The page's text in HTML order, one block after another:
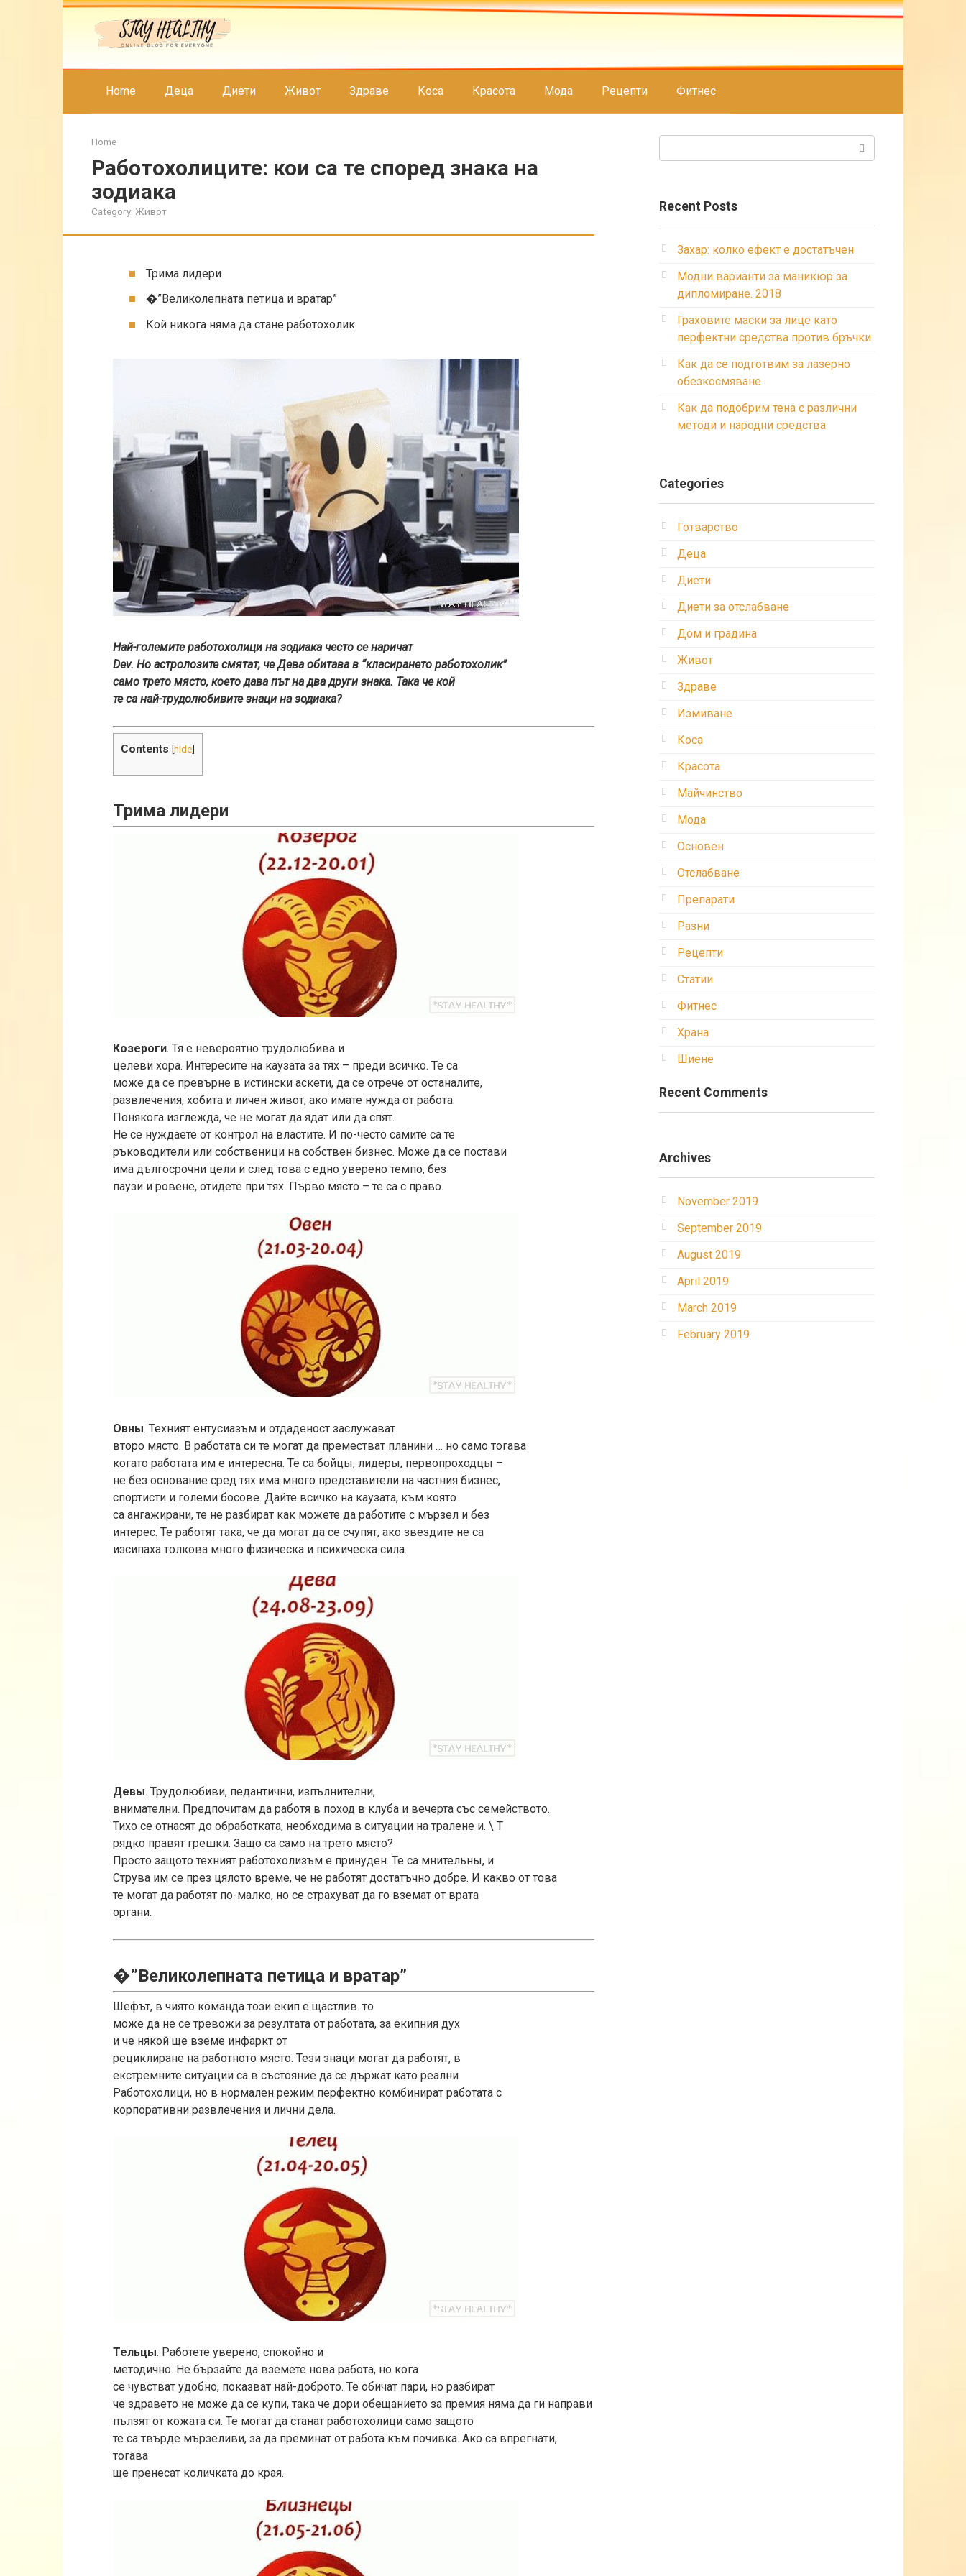
Home Деца Диети Живот Здраве Коса Красота Мода Рецепти Фитнес
Home
Работохолиците: кои са те според знака на
зодиака
Category: Живот
Трима лидери
�”Великолепната петица и вратар”
Кой никога няма да стане работохолик
Най-големите работохолици на зодиака често се наричат
Dev. Но астролозите смятат, че Дева обитава в “класирането работохолик”
само трето място, което дава път на два други знака. Така че кой
те са най-трудолюбивите знаци на зодиака?
Contents [hide]
Трима лидери
Козероги. Тя е невероятно трудолюбива и
целеви хора. Интересите на каузата за тях – преди всичко. Те са
може да се превърне в истински аскети, да се отрече от останалите,
развлечения, хобита и личен живот, ако имате нужда от работа.
Понякога изглежда, че не могат да ядат или да спят.
Не се нуждаете от контрол на властите. И по-често самите са те
ръководители или собственици на собствен бизнес. Може да се постави
има дългосрочни цели и след това с едно уверено темпо, без
паузи и ровене, отидете при тях. Първо място – те са с право.
Овны. Техният ентусиазъм и отдаденост заслужават
второ място. В работата си те могат да преместват планини … но само тогава
когато работата им е интересна. Те са бойцы, лидеры, первопроходцы –
не без основание сред тях има много представители на частния бизнес,
спортисти и големи босове. Дайте всичко на каузата, към която
са ангажирани, те не разбират как можете да работите с мързел и без
интерес. Те работят така, че да могат да се счупят, ако звездите не са
изсипаха толкова много физическа и психическа сила.
Девы. Трудолюбиви, педантични, изпълнителни,
внимателни. Предпочитам да работя в поход в клуба и вечерта със семейството.
Тихо се отнасят до обработката, необходима в ситуации на тралене и. \ T
рядко правят грешки. Защо са само на трето място?
Просто защото техният работохолизъм е принуден. Те са мнительны, и
Струва им се през цялото време, че не работят достатъчно добре. И какво от това
те могат да работят по-малко, но се страхуват да го вземат от врата
органи.
�”Великолепната петица и вратар”
Шефът, в чиято команда този екип е щастлив. то
може да не се тревожи за резултата от работата, за екипния дух
и че някой ще вземе инфаркт от
рециклиране на работното място. Тези знаци могат да работят, в
екстремните ситуации са в състояние да се държат като реални
Работохолици, но в нормален режим перфектно комбинират работата с
корпоративни развлечения и лични дела.
Тельцы. Работете уверено, спокойно и
методично. Не бързайте да вземете нова работа, но кога
се чувстват удобно, показват най-доброто. Те обичат пари, но разбират
че здравето не може да се купи, така че дори обещанието за премия няма да ги направи
пълзят от кожата си. Те могат да станат работохолици само защото
те са твърде мързеливи, за да преминат от работа към почивка. Ако са впрегнати,
тогава
ще пренесат количката до края.
Recent Posts
Захар: колко ефект е достатъчен
Модни варианти за маникюр за
дипломиране. 2018
Граховите маски за лице като
перфектни средства против бръчки
Как да се подготвим за лазерно
обезкосмяване
Как да подобрим тена с различни
методи и народни средства
Categories
Готварство
Деца
Диети
Диети за отслабване
Дом и градина
Живот
Здраве
Измиване
Коса
Красота
Майчинство
Мода
Основен
Отслабване
Препарати
Разни
Рецепти
Статии
Фитнес
Храна
Шиене
Recent Comments
Archives
November 2019
September 2019
August 2019
April 2019
March 2019
February 2019